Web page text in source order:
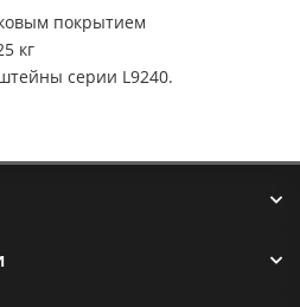
покрытием
кг
серии L9240.